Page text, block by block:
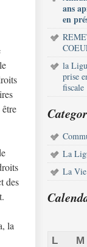
des
la
ans
en
la
prise
fiscale
La
La
L M